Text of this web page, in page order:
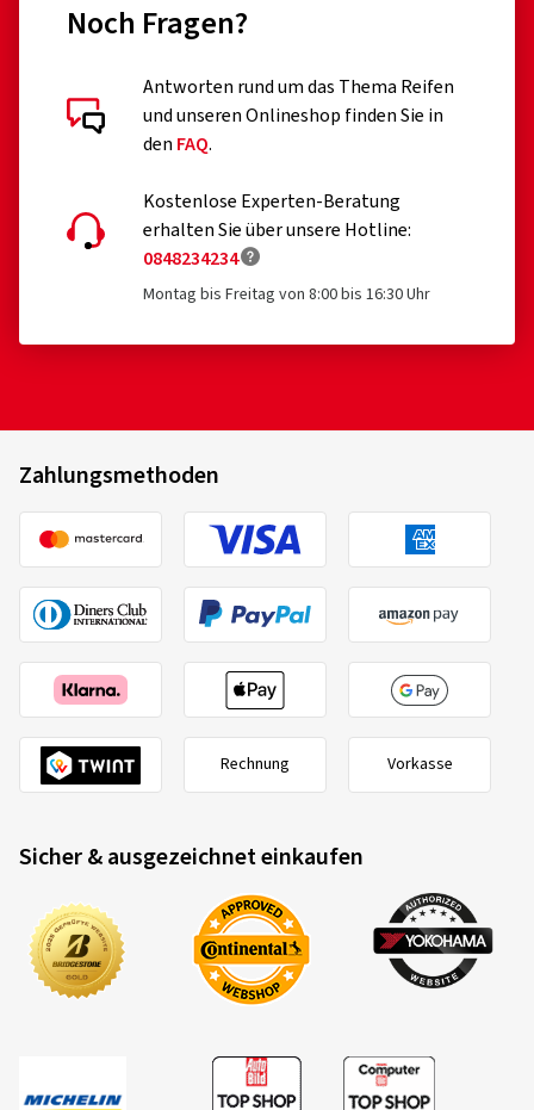
Noch Fragen?
Antworten rund um das Thema Reifen
und unseren Onlineshop finden Sie in
den FAQ.
Kostenlose Experten-Beratung
erhalten Sie über unsere Hotline:
0848234234
Montag bis Freitag von 8:00 bis 16:30 Uhr
Zahlungsmethoden
Rechnung Vorkasse
Sicher & ausgezeichnet einkaufen